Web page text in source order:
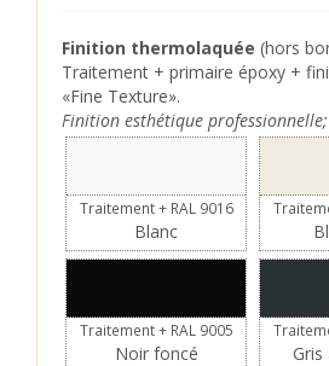
Finition thermolaquée (hors
Traitement + primaire époxy +
«Fine Texture».
Finition esthétique
Traitement + RAL 9016
Blanc
Traitement + RAL 9005
Noir foncé